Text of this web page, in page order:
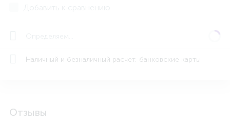
Наличный и безналичный расчет, банковские карты
Отзывы